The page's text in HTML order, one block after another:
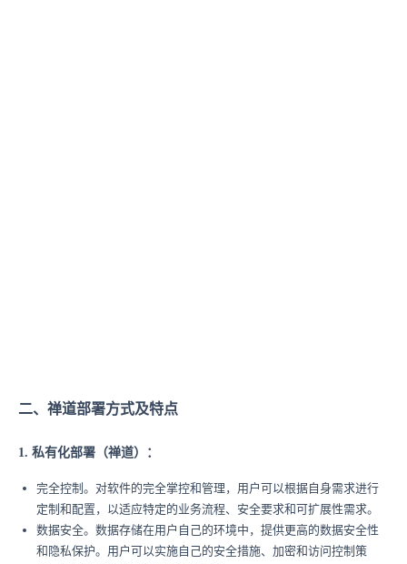
二、禅道部署方式及特点
1. 私有化部署（禅道）：
完全控制。对软件的完全掌控和管理，用户可以根据自身需求进行
定制和配置，以适应特定的业务流程、安全要求和可扩展性需求。
数据安全。数据存储在用户自己的环境中，提供更高的数据安全性
和隐私保护。用户可以实施自己的安全措施、加密和访问控制策